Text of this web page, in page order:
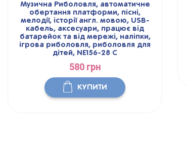
Музична Риболовля, автоматичне
обертання платформи, пісні,
мелодії, історії англ. мовою, USB-
кабель, аксесуари, працює від
батарейок та від мережі, наліпки,
ігрова риболовля, риболовля для
дітей, NE156-28 C
580 грн
КУПИТИ